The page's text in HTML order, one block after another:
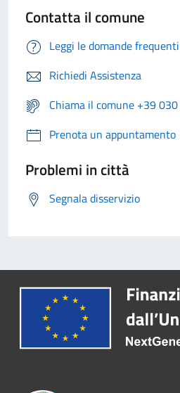
Contatta il comune
Leggi le domande frequenti
Richiedi Assistenza
Chiama il comune +39
Prenota un appuntamento
Problemi in città
Segnala disservizio